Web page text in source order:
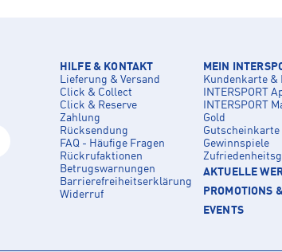
HILFE & KONTAKT
Lieferung & Versand
Click & Collect
Click & Reserve
Zahlung
Rücksendung
FAQ - Häufige Fragen
Rückrufaktionen
Betrugswarnungen
Barrierefreiheitserklärung
Widerruf
MEIN
Kundenkarte &
INTERSPORT
INTERSPORT
Gold
Gutscheinkarte
Gewinnspiele
AKTUELLE
PROMOTIONS
EVENTS